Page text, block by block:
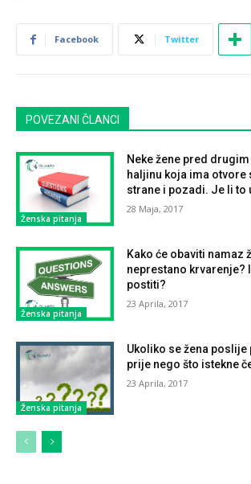
Facebook Twitter
POVEZANI ČLANCI
Ženska pitanja
Neke žene pred
haljinu koja ima otvore
strane i pozadi. Je li to
28 Maja, 2017
Ženska pitanja
Kako će obaviti namaz
neprestano krvarenje?
postiti?
23 Aprila, 2017
Ženska pitanja
Ukoliko se žena
prije nego što istekne
23 Aprila, 2017